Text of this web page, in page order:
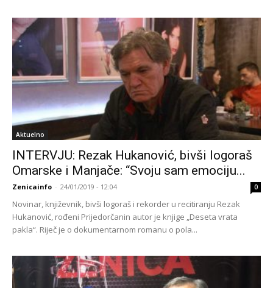
Aktuelno
INTERVJU: Rezak Hukanović, bivši logoraš
Omarske i Manjače: “Svoju sam emociju...
Zenicainfo - 24/01/2019 - 12:04 0
Novinar, književnik, bivši logoraš i rekorder u recitiranju Rezak
Hukanović, rođeni Prijedorčanin autor je knjige „Deseta vrata
pakla“. Riječ je o dokumentarnom romanu o pola...